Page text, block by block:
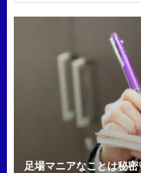
足場マニアなことは秘